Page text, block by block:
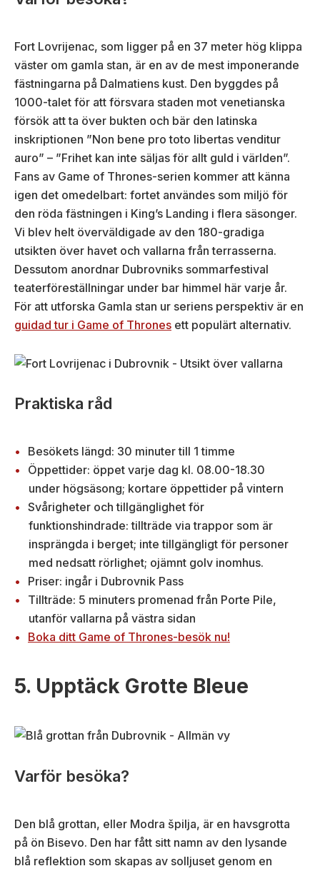
Fort Lovrijenac, som ligger på en 37 meter hög klippa
väster om gamla stan, är en av de mest imponerande
fästningarna på Dalmatiens kust. Den byggdes på
1000-talet för att försvara staden mot venetianska
försök att ta över bukten och bär den latinska
inskriptionen ”Non bene pro toto libertas venditur
auro” – ”Frihet kan inte säljas för allt guld i världen”.
Fans av Game of Thrones-serien kommer att känna
igen det omedelbart: fortet användes som miljö för
den röda fästningen i King’s Landing i flera säsonger.
Vi blev helt överväldigade av den 180-gradiga
utsikten över havet och vallarna från terrasserna.
Dessutom anordnar Dubrovniks sommarfestival
teaterföreställningar under bar himmel här varje år.
För att utforska Gamla stan ur seriens perspektiv är en
guidad tur i Game of Thrones ett populärt alternativ.
Praktiska råd
Besökets längd: 30 minuter till 1 timme
Öppettider: öppet varje dag kl. 08.00-18.30
under högsäsong; kortare öppettider på vintern
Svårigheter och tillgänglighet för
funktionshindrade: tillträde via trappor som är
insprängda i berget; inte tillgängligt för personer
med nedsatt rörlighet; ojämnt golv inomhus.
Priser: ingår i Dubrovnik Pass
Tillträde: 5 minuters promenad från Porte Pile,
utanför vallarna på västra sidan
Boka ditt Game of Thrones-besök nu!
5. Upptäck Grotte Bleue
Varför besöka?
Den blå grottan, eller Modra špilja, är en havsgrotta
på ön Bisevo. Den har fått sitt namn av den lysande
blå reflektion som skapas av solljuset genom en